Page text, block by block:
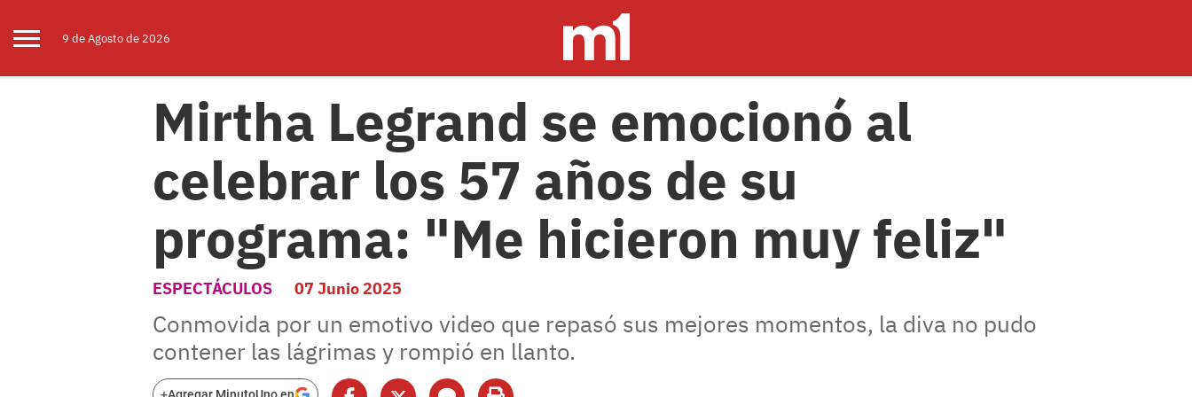
9 deAgostode 2026
Mirtha Legrand se emocionó al
celebrar los 57 años de su
programa: "Me hicieron muy feliz"
ESPECTÁCULOS 07 Junio 2025
Conmovida por un emotivo video que repasó sus mejores momentos, la diva no pudo
contener las lágrimas y rompió en llanto.